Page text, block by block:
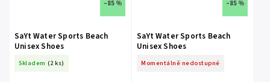
–85 %
SaYt Water Sports Beach
Unisex Shoes
Skladem (2 ks)
–85 %
SaYt Water Sports Beach
Unisex Shoes
Momentálně nedostupné